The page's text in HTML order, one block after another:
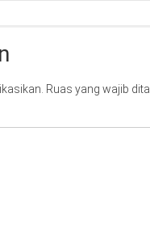
Ruas yang wajib